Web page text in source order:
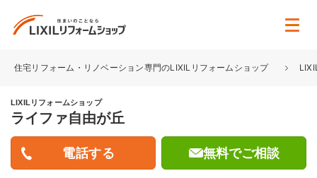
住宅リフォーム・リノベーション専門のLIXILリフォームショップ
LIXILリフォームショップ
ライファ自由が丘
無料でご相談